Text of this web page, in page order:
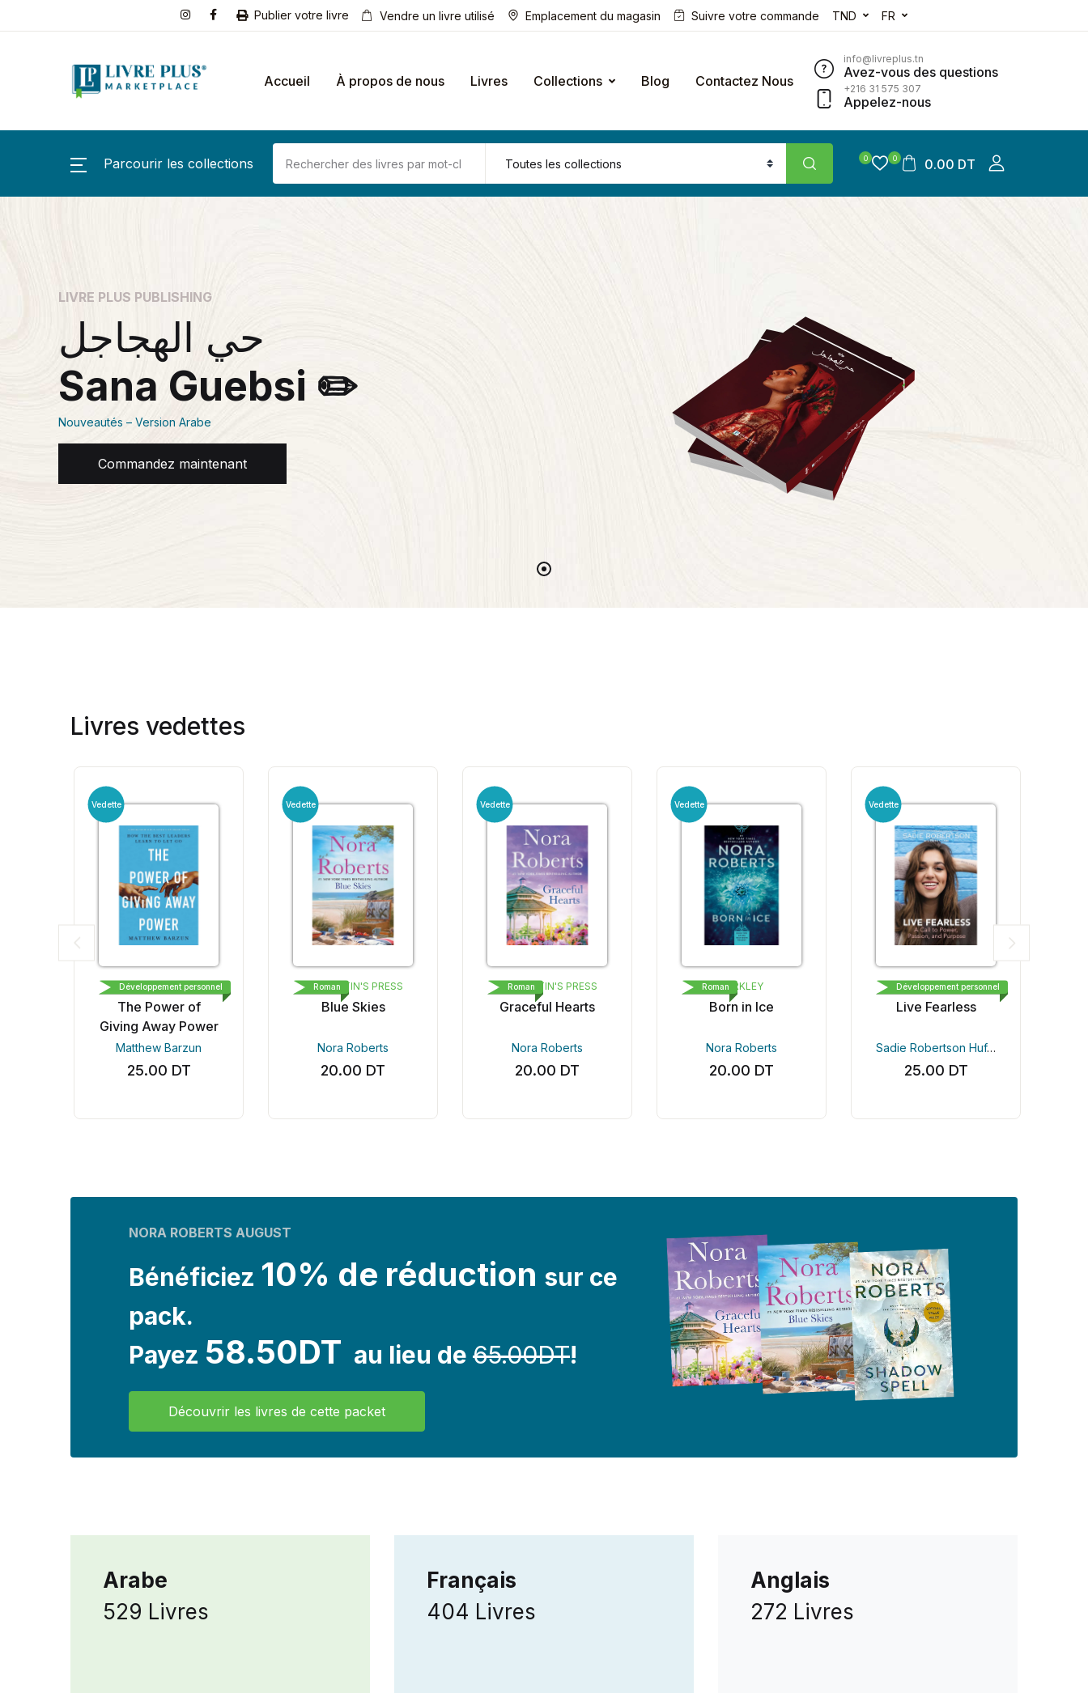
Publier votre livre Vendre un livre utilisé Emplacement du magasin Suivre votre commande TND FR
Accueil À propos de nous Livres Collections Blog Contactez Nous
info@livreplus.tn
Avez-vous des questions
+216 31 575 307
Appelez-nous
Parcourir les collections 0 0 0.00 DT
LIVRE PLUS PUBLISHING
حي الهجاجل
Sana Guebsi ✏️
Nouveautés – Version Arabe
Commandez maintenant
Livres vedettes
Vedette
OPTIMISM PRESS
The Power of
Giving Away Power
Matthew Barzun
25.00 DT
Développement personnel
Vedette
ST. MARTIN'S PRESS
Blue Skies
Nora Roberts
20.00 DT
Roman
Vedette
ST. MARTIN'S PRESS
Graceful Hearts
Nora Roberts
20.00 DT
Roman
Vedette
BERKLEY
Born in Ice
Nora Roberts
20.00 DT
Roman
Vedette
TOMMY NELSON
Live Fearless
Sadie Robertson HuffBeth Clark Louie
25.00 DT
Développement personnel
NORA ROBERTS AUGUST
Bénéficiez 10% de réduction sur ce
pack.
Payez 58.50DT au lieu de 65.00DT!
Découvrir les livres de cette packet
Arabe
529 Livres
Français
404 Livres
Anglais
272 Livres